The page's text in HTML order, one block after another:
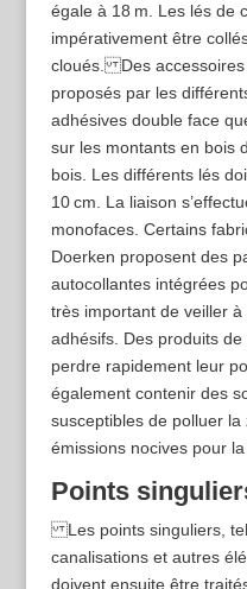
égale à 18 m. Les lés de
impérativement être
cloués. Des accessoires
proposés par les
adhésives double face
sur les montants en bois
bois. Les différents lés
10 cm. La liaison
monofaces. Certains
Doerken proposent des
autocollantes intégrées
très important de veiller
adhésifs. Des produits
perdre rapidement leur
également contenir des
susceptibles de polluer
émissions nocives
Points
Les points singuliers,
canalisations et autres
doivent ensuite être